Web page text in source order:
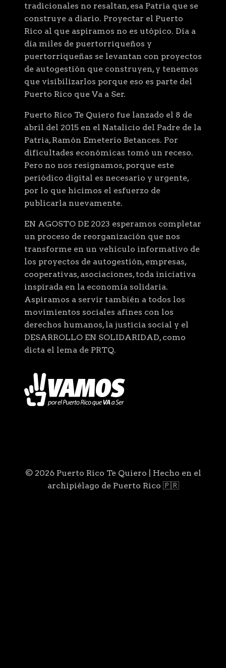
tradicionales no resaltan, esa Patria que se
construye a diario. Proyectar el Puerto
Rico al que aspiramos no es utópico. Día a
día miles de puertorriqueños y
puertorriqueñas se levantan con proyectos
de autogestión que construyen, y tenemos
que visibilizarlos porque eso es parte del
Puerto Rico que Va a Ser.
Puerto Rico Te Quiero fue lanzado el 8 de
abril del 2015 en el Natalicio del Padre de la
Patria, Ramón Emeterio Betances. Por
dificultades económicas tomó un receso.
Pero no nos resignamos, porque este
periódico digital es necesario y urgente,
por lo que hicimos el esfuerzo de
publicarla nuevamente.
EN AGOSTO DE 2023 esperamos completar
un proceso de reorganización que nos
transforme en un vehículo informativo de
los proyectos de autogestión, empresas,
cooperativas, asociaciones, toda iniciativa
inspirada en la economía solidaria.
Aspiramos a servir también a todos los
movimientos sociales afines con los
derechos humanos, la justicia social y el
DESARROLLO EN SOLIDARIDAD, como
dicta el lema de PRTQ.
© 2026 Puerto Rico Te Quiero | Hecho en el
archipiélago de Puerto Rico 🇵🇷